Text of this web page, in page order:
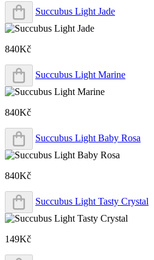
Succubus Light Jade
840Kč
Succubus Light Marine
840Kč
Succubus Light Baby Rosa
840Kč
Succubus Light Tasty Crystal
149Kč